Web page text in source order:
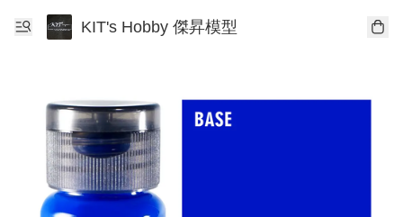
KIT's Hobby 傑昇模型